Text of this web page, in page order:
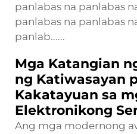
panlabas na panlabas
panlabas na panlabas
panlab......
Mga Katangian
ng Katiwasayan
Kakatayuan sa
Elektronikong
Ang mga modernong